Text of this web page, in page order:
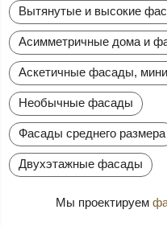
Вытянутые и высокие
Асимметричные дома и
Аскетичные фасады,
Необычные фасады
Фасады среднего размера
Двухэтажные фасады
Мы проектируем